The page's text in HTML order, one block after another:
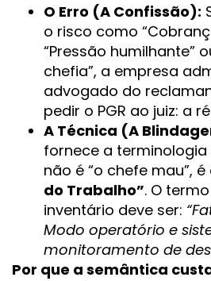
O Erro (A Confissão):
o risco como
“Pressão humilhante”
chefia”, a empresa
advogado do
pedir o PGR ao juiz: a
A Técnica (A
fornece a terminologia
não é “o chefe mau”, é
do Trabalho”. O
inventário deve ser:
Modo operatório e
monitoramento de
Por que a semântica